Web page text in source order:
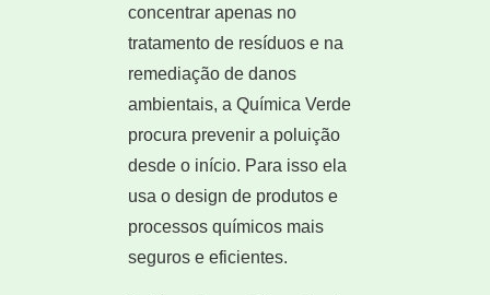
concentrar apenas no
tratamento de resíduos e na
remediação de danos
ambientais, a Química Verde
procura prevenir a poluição
desde o início. Para isso ela
usa o design de produtos e
processos químicos mais
seguros e eficientes.